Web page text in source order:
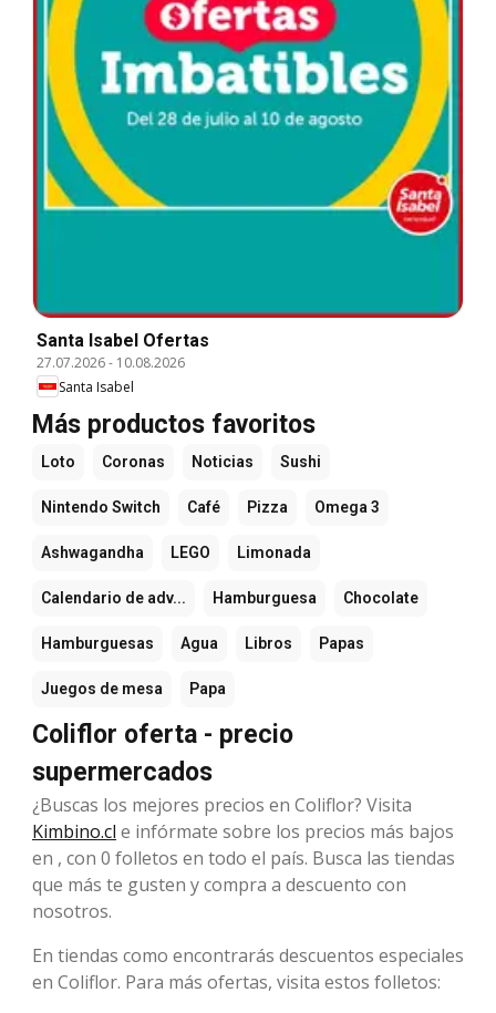
Santa Isabel Ofertas
27.07.2026- 10.08.2026
Santa Isabel
Más productos favoritos
Loto Coronas Noticias Sushi
Nintendo Switch Café Pizza Omega 3
Ashwagandha LEGO Limonada
Calendario de adv... Hamburguesa Chocolate
Hamburguesas Agua Libros Papas
Juegos de mesa Papa
Coliflor oferta - precio
supermercados
¿Buscas los mejores precios en Coliflor? Visita
Kimbino.cl e infórmate sobre los precios más bajos
en , con 0 folletos en todo el país. Busca las tiendas
que más te gusten y compra a descuento con
nosotros.
En tiendas como encontrarás descuentos especiales
en Coliflor. Para más ofertas, visita estos folletos: